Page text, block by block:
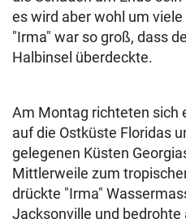
es wird aber wohl um
"Irma" war so groß, dass
Halbinsel überdeckte.
Am Montag richteten sich
auf die Ostküste Floridas
gelegenen Küsten
Mittlerweile zum
drückte "Irma"
Jacksonville und bedrohte